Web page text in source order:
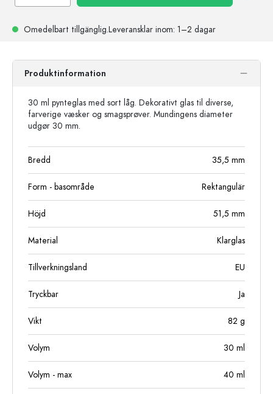
Omedelbart tillgänglig.Leveransklar inom: 1–2 dagar
Produktinformation
30 ml pynteglas med sort låg. Dekorativt glas til diverse,
farverige væsker og smagsprøver. Mundingens diameter
udgør 30 mm.
Bredd 35,5 mm
Form - basområde Rektangulär
Höjd 51,5 mm
Material Klarglas
Tillverkningsland EU
Tryckbar Ja
Vikt 82 g
Volym 30 ml
Volym - max 40 ml